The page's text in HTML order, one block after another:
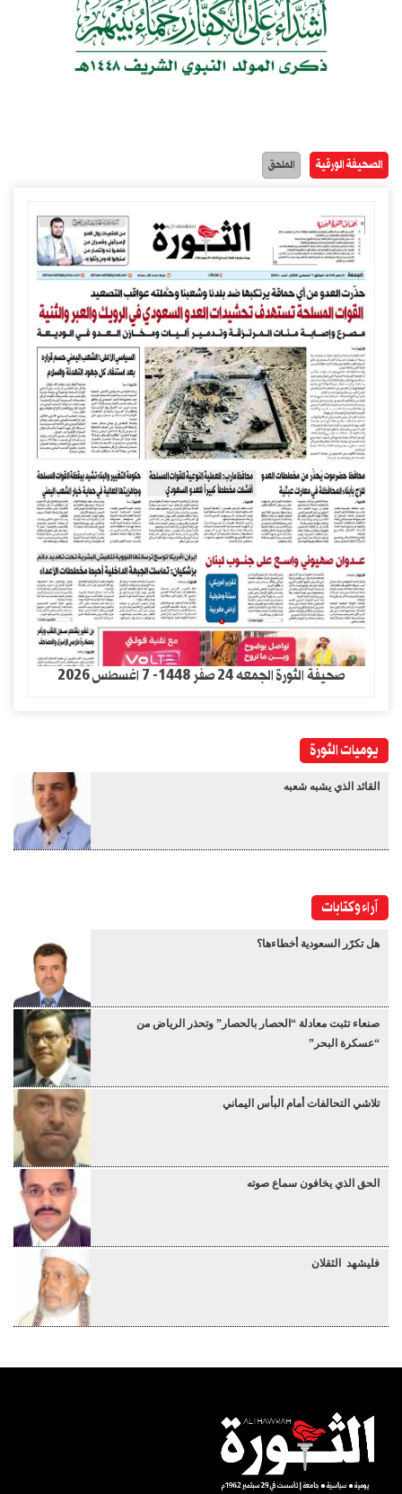
الصحيفة الورقية الملحق
صحيفة الثورة الجمعه 24 صفر 1448- 7 اغسطس 2026
يوميات الثورة
القائد الذي يشبه شعبه
آراء وكتابات
هل تكرّر السعودية أخطاءها؟
صنعاء تثبت معادلة “الحصار بالحصار” وتحذر الرياض من
“عسكرة البحر”
تلاشي التحالفات أمام البأس اليماني
الحق الذي يخافون سماع صوته
فليشهد الثقلان